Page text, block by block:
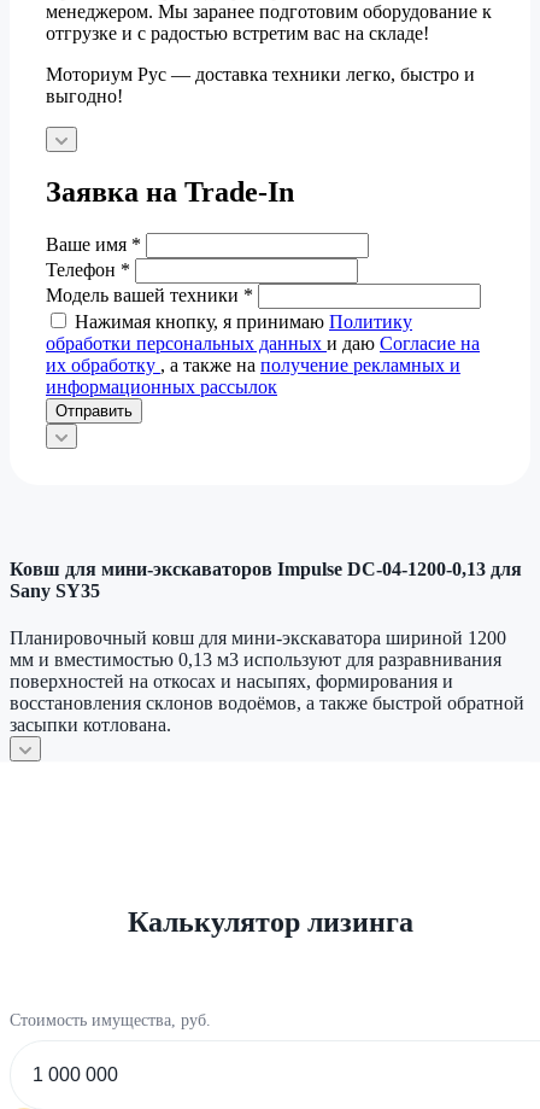
менеджером. Мы заранее подготовим оборудование к
отгрузке и с радостью встретим вас на складе!
Моториум Рус — доставка техники легко, быстро и
выгодно!
Заявка на Trade-In
Ваше имя *
Телефон *
Модель вашей техники *
Нажимая кнопку, я принимаю Политику
обработки персональных данных и даю Согласие на
их обработку , а также на получение рекламных и
информационных рассылок
Отправить
Ковш для мини-экскаваторов Impulse DC-04-1200-0,13 для
Sany SY35
Планировочный ковш для мини-экскаватора шириной 1200
мм и вместимостью 0,13 м3 используют для разравнивания
поверхностей на откосах и насыпях, формирования и
восстановления склонов водоёмов, а также быстрой обратной
засыпки котлована.
Калькулятор лизинга
Стоимость имущества, руб.